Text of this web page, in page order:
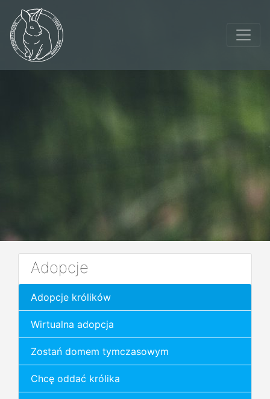
Adopcje
Adopcje królików
Wirtualna adopcja
Zostań domem tymczasowym
Chcę oddać królika